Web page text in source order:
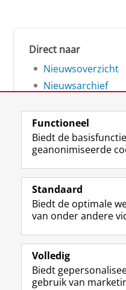
Direct naar
Nieuwsoverzicht
Nieuwsarchief
Volg de RUG
Studiekiezers
Alumni
Over ons
Functioneel
Biedt de
geanonimiseerde
Standaard
Biedt de optimale
van onder andere
Volledig
Biedt
gebruik van